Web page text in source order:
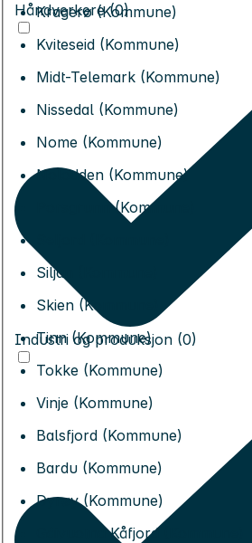
Kragerø (Kommune)
Kviteseid (Kommune)
Midt-Telemark (Kommune)
Nissedal (Kommune)
Nome (Kommune)
Notodden (Kommune)
Porsgrunn (Kommune)
Siljan (Kommune)
Skien (Kommune)
Tinn (Kommune)
Tokke (Kommune)
Vinje (Kommune)
Balsfjord (Kommune)
Bardu (Kommune)
Dyrøy (Kommune)
Gáivuotna Kåfjord (Kommune)
Håndverkere (0)
Industri og produksjon (0)